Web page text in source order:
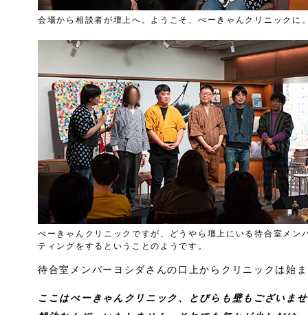
会場から相談者が壇上へ。ようこそ、べーきゃんクリニックに
べーきゃんクリニックですが、どうやら壇上にいる待合室メン
ティングをするということのようです。
待合室メンバーヨシダさんの口上からクリニックは始
ここはべーきゃんクリニック、とびらも壁もございま